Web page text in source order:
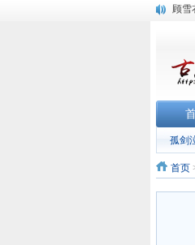
顾雪
《
孤剑
首页